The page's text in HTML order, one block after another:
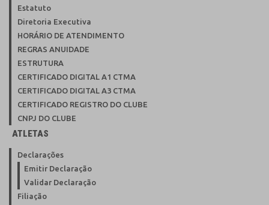
Estatuto
Diretoria Executiva
HORÁRIO DE ATENDIMENTO
REGRAS ANUIDADE
ESTRUTURA
CERTIFICADO DIGITAL A1 CTMA
CERTIFICADO DIGITAL A3 CTMA
CERTIFICADO REGISTRO DO CLUBE
CNPJ DO CLUBE
ATLETAS
Declarações
Emitir Declaração
Validar Declaração
Filiação